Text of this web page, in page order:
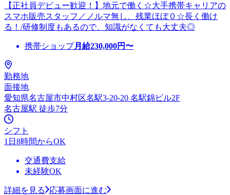
【正社員デビュー歓迎！】地元で働く☆大手携帯キャリアの
スマホ販売スタッフ／ノルマ無し、残業ほぼ０☆長く働け
る！/研修制度もあるので、知識がなくても大丈夫◎
携帯ショップ月給230,000円〜
勤務地
面接地
愛知県名古屋市中村区名駅3-20-20 名駅錦ビル2F
名古屋駅 徒歩7分
シフト
1日8時間からOK
交通費支給
未経験OK
詳細を見る 応募画面に進む